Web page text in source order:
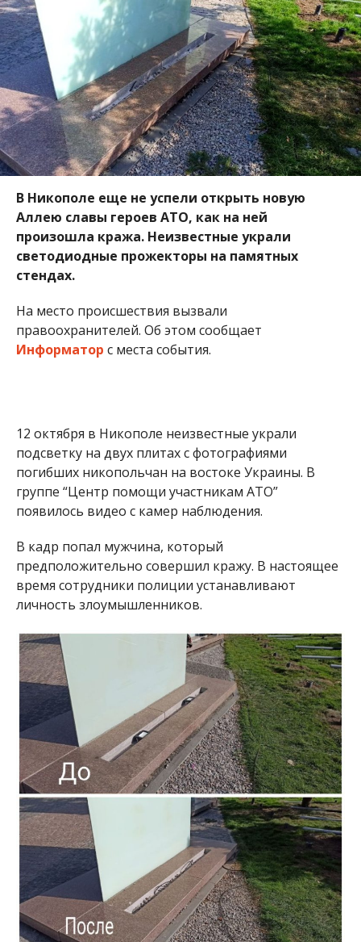
В Никополе еще не успели открыть новую
Аллею славы героев АТО, как на ней
произошла кража. Неизвестные украли
светодиодные прожекторы на памятных
стендах.
На место происшествия вызвали
правоохранителей. Об этом сообщает
Информатор с места события.
12 октября в Никополе неизвестные украли
подсветку на двух плитах с фотографиями
погибших никопольчан на востоке Украины. В
группе “Центр помощи участникам АТО”
появилось видео с камер наблюдения.
В кадр попал мужчина, который
предположительно совершил кражу. В настоящее
время сотрудники полиции устанавливают
личность злоумышленников.